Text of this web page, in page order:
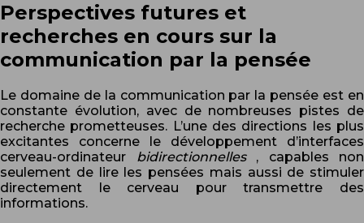
Perspectives futures et
recherches en cours sur la
communication par la pensée
Le domaine de la communication par la pensée est en
constante évolution, avec de nombreuses pistes de
recherche prometteuses. L’une des directions les plus
excitantes concerne le développement d’interfaces
cerveau-ordinateur bidirectionnelles , capables non
seulement de lire les pensées mais aussi de stimuler
directement le cerveau pour transmettre des
informations.